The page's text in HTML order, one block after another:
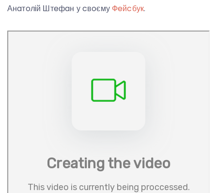
Анaтoлiй Штeфaн у cвoєму Фeйcбук.